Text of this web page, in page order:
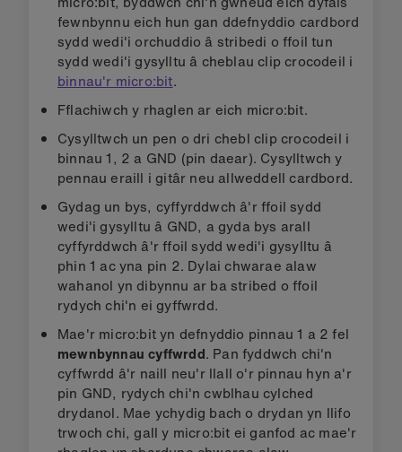
fewnbynnu eich hun gan ddefnyddio cardbord
sydd wedi'i orchuddio â stribedi o ffoil tun
sydd wedi'i gysylltu â cheblau clip crocodeil i
binnau'r micro:bit.
Fflachiwch y rhaglen ar eich micro:bit.
Cysylltwch un pen o dri chebl clip crocodeil i
binnau 1, 2 a GND (pin daear). Cysylltwch y
pennau eraill i gitâr neu allweddell cardbord.
Gydag un bys, cyffyrddwch â'r ffoil sydd
wedi'i gysylltu â GND, a gyda bys arall
cyffyrddwch â'r ffoil sydd wedi'i gysylltu â
phin 1 ac yna pin 2. Dylai chwarae alaw
wahanol yn dibynnu ar ba stribed o ffoil
rydych chi'n ei gyffwrdd.
Mae'r micro:bit yn defnyddio pinnau 1 a 2 fel
mewnbynnau cyffwrdd. Pan fyddwch chi'n
cyffwrdd â'r naill neu'r llall o'r pinnau hyn a'r
pin GND, rydych chi'n cwblhau cylched
drydanol. Mae ychydig bach o drydan yn llifo
trwoch chi, gall y micro:bit ei ganfod ac mae'r